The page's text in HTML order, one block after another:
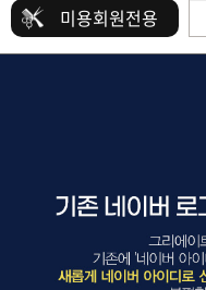
미용회원전용